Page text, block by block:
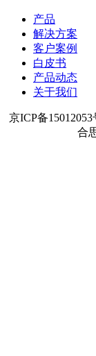
产品
解决方案
客户案例
白皮书
产品动态
关于我们
京ICP备
合